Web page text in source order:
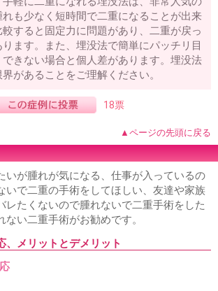
も少なく短時間で二重になることが出来
すると固定力に問題があり、二重が戻っ
ます。また、埋没法で簡単にパッチリ目
きない場合と個人差があります。埋没法
があることをご理解ください。
18票
▲ページの先頭に戻る
いが腫れが気になる、仕事が入っているの
いで二重の手術をしてほしい、友達や家族
レたくないので腫れないで二重手術をした
ない二重手術がお勧めです。
、メリットとデメリット